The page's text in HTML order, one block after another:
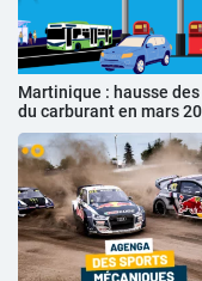
Martinique : hausse
du carburant en mars